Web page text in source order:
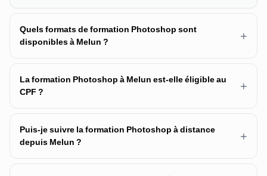
Quels formats de formation Photoshop sont
disponibles à Melun ?
+
La formation Photoshop à Melun est-elle éligible au
CPF ?
+
Puis-je suivre la formation Photoshop à distance
depuis Melun ?
+